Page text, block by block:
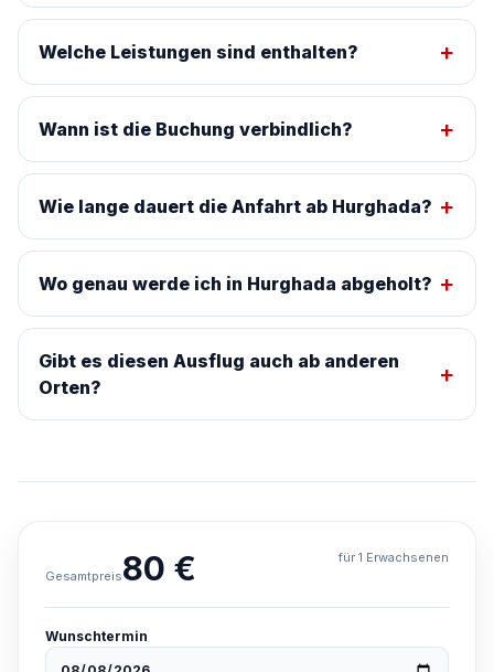
Welche Leistungen sind enthalten?
Wann ist die Buchung verbindlich?
Wie lange dauert die Anfahrt ab Hurghada?
Wo genau werde ich in Hurghada abgeholt?
Gibt es diesen Ausflug auch ab anderen
Orten?
Gesamtpreis80 € für 1 Erwachsenen
Wunschtermin